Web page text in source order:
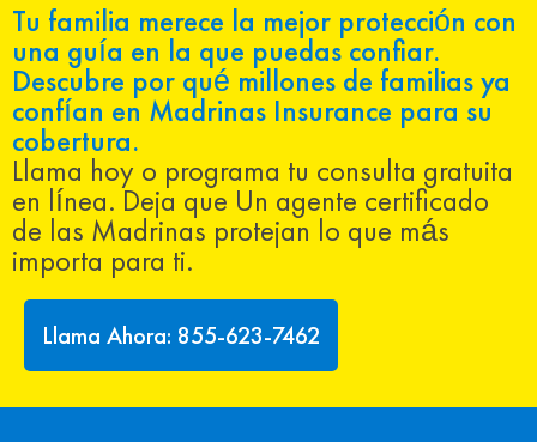
Tu familia merece la mejor protección con
una guía en la que puedas confiar.
Descubre por qué millones de familias ya
confían en Madrinas Insurance para su
cobertura.
Llama hoy o programa tu consulta gratuita
en línea. Deja que Un agente certificado
de las Madrinas protejan lo que más
importa para ti.
Llama Ahora: 855-623-7462